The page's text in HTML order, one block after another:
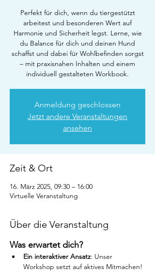
Perfekt für dich, wenn du tiergestützt
arbeitest und besonderen Wert auf
Harmonie und Sicherheit legst. Lerne, wie
du Balance für dich und deinen Hund
schaffst und dabei für Wohlbefinden sorgst
– mit praxisnahen Inhalten und einem
individuell gestalteten Workbook.
Anmeldung geschlossen
Jetzt andere Veranstaltungen
ansehen
Zeit & Ort
16. März 2025, 09:30 – 16:00
Virtuelle Veranstaltung
Über die Veranstaltung
Was erwartet dich?
Ein interaktiver Ansatz: Unser
Workshop setzt auf aktives Mitmachen!